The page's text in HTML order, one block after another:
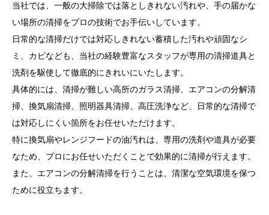
当社では、一般の大掃除では落としきれない汚れや、手の届かな
い場所の清掃をプロの技術でお手伝いしています。
日常的な清掃だけでは対応しきれない蓄積した汚れや頑固なシ
ミ、カビなども、当社の経験豊富なスタッフが専用の清掃道具と
洗剤を駆使して徹底的にきれいにいたします。
具体的には、清掃が難しい高所のガラス清掃、エアコンの分解清
掃、換気扇清掃、照明器具清掃、高圧洗浄など、日常的な清掃で
は対応しにくい箇所をお任せいただけます。
特に換気扇やレンジフードの油汚れは、専用の洗剤や道具が必要
なため、プロにお任せいただくことで効果的に清掃が行えます。
また、エアコンの分解清掃を行うことは、清潔な空気環境を保つ
ために役立ちます。